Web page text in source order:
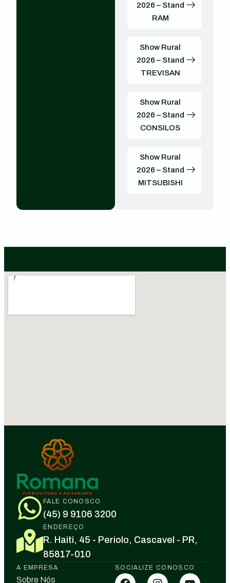
2026 – Stand
RAM
Show Rural
2026 – Stand
TREVISAN
Show Rural
2026 – Stand
CONSILOS
Show Rural
2026 – Stand
MITSUBISHI
FALE CONOSCO
(45) 9 9106 3200
ENDEREÇO
R. Haiti, 45 - Periolo, Cascavel - PR,
85817-010
A EMPRESA
Sobre Nós
SOCIALIZE CONOSCO